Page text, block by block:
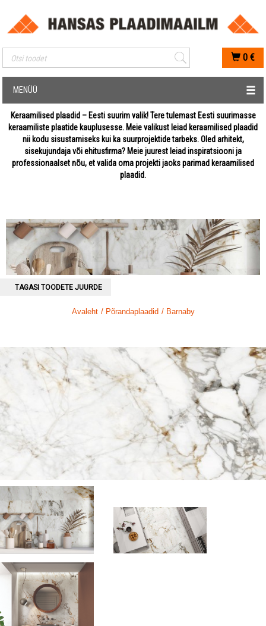
Mobiilis otsimise sisestus
0 €
MENÜÜ
Keraamilised plaadid – Eesti suurim valik! Tere tulemast Eesti suurimasse
keraamiliste plaatide kauplusesse. Meie valikust leiad keraamilised plaadid
nii kodu sisustamiseks kui ka suurprojektide tarbeks. Oled arhitekt,
sisekujundaja või ehitusfirma? Meie juurest leiad inspiratsiooni ja
professionaalset nõu, et valida oma projekti jaoks parimad keraamilised
plaadid.
TAGASI TOODETE JUURDE
Avaleht / Põrandaplaadid / Barnaby